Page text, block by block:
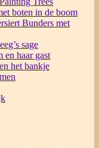
boten in de boom
Bunders met
sage
en haar gast
het bankje